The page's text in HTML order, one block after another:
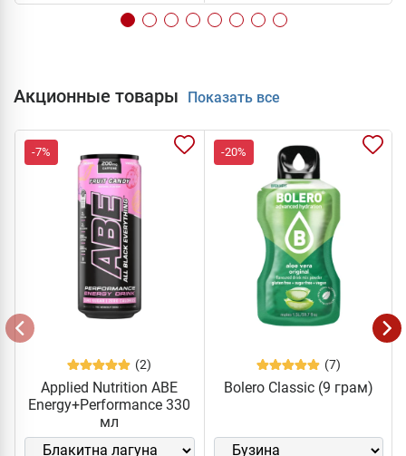
Акционные товары Показать все
-7%
(2)
Applied Nutrition ABE
Energy+Performance 330
мл
-20%
(7)
Bolero Classic (9 грам)